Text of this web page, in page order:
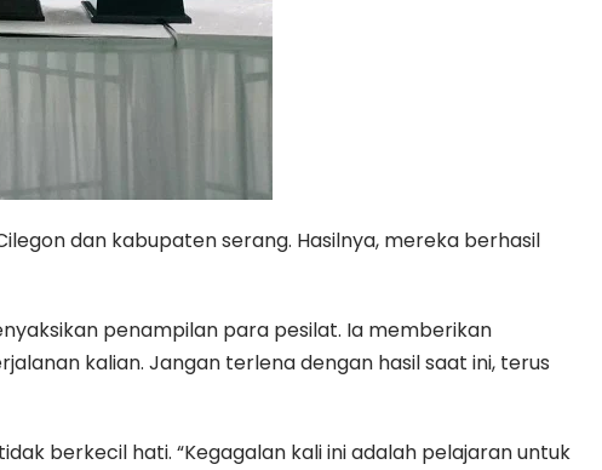
dan kabupaten serang. Hasilnya, mereka berhasil
penampilan para pesilat. Ia memberikan
kalian. Jangan terlena dengan hasil saat ini, terus
berkecil hati. “Kegagalan kali ini adalah pelajaran untuk